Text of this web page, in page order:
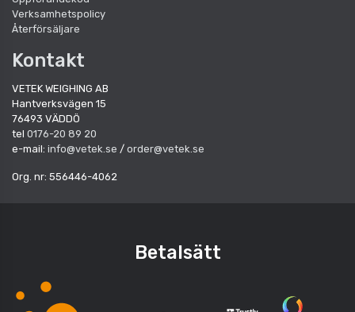
Verksamhetspolicy
Återförsäljare
Kontakt
VETEK WEIGHING AB
Hantverksvägen 15
76493 VÄDDÖ
tel 0176-20 89 20
e-mail: info@vetek.se / order@vetek.se
Org. nr: 556446-4062
Betalsätt